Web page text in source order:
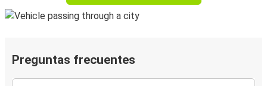
Preguntas frecuentes